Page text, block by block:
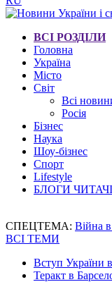
ВСІ РОЗДІЛИ
Головна
Україна
Місто
Світ
Всі
Росія
Бізнес
Наука
Шоу-бізнес
Спорт
Lifestyle
БЛОГИ
СПЕЦТЕМА: Війна в
ВСІ ТЕМИ
Вступ України
Теракт в